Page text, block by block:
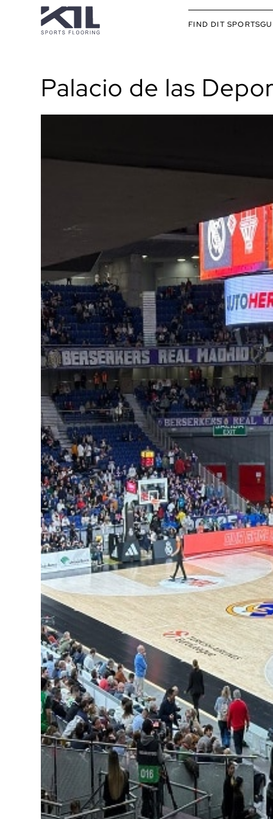
FIND DIT
Palacio de las